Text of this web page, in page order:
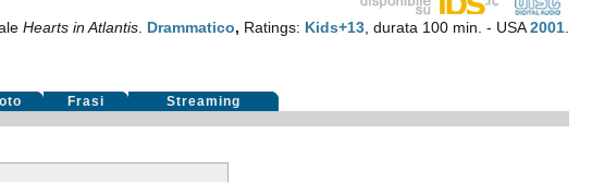
Hearts in Atlantis Drammatico, Ratings: Kids+13 , durata 100 min. - USA2001
Frasi Streaming